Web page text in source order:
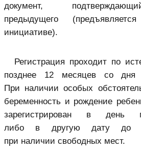
документ,
предыдущего
инициативе).
Регистрация проходит по
позднее 12 месяцев со дня
При наличии особых
беременность и рождение
зарегистрирован в день
либо в другую дату до
при наличии свободных мест.